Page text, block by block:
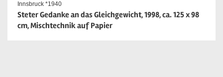
Innsbruck *1940
Steter Gedanke an das Gleichgewicht, 1998, ca. 125 x 98
cm, Mischtechnik auf Papier